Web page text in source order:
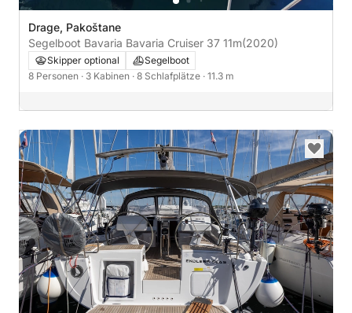
Drage, Pakoštane
Segelboot Bavaria Bavaria Cruiser 37 11m(2020)
Skipper optional
Segelboot
8 Personen · 3 Kabinen · 8 Schlafplätze · 11.3 m